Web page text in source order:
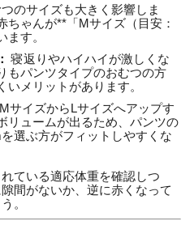
のサイズも大きく影響しま
ちゃんが**「Mサイズ（目安：
す。
寝返りやハイハイが激しくな
もパンツタイプのおむつの方
メリットがあります。
サイズからLサイズへアップす
リュームが出るため、パンツの
選ぶ方がフィットしやすくな
ている適応体重を確認しつ
間がないか、逆に赤くなって
。